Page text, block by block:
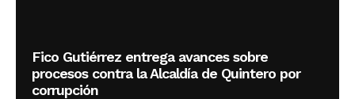
Fico Gutiérrez entrega avances sobre
procesos contra la Alcaldía de Quintero por
corrupción